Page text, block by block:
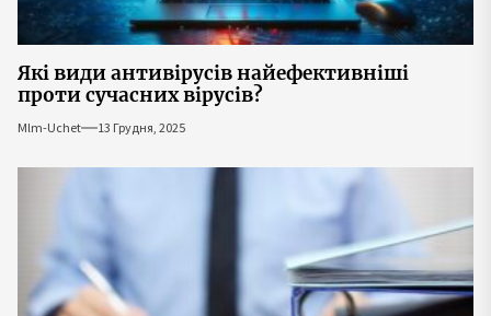
Які види антивірусів найефективніші
проти сучасних вірусів?
Mlm-Uchet 13 Грудня, 2025